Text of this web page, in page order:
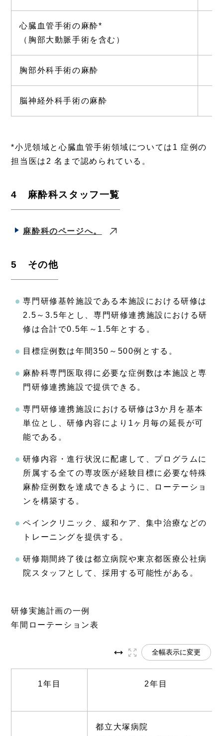
心臓血管手術の麻酔*
（胸部大動脈手術を含む）
胸部外科手術の麻酔
脳神経外科手術の麻酔
*小児領域と心臓血管手術領域については1 症例の
担当医は2 名まで認められている。
4 麻酔科スタッフ一覧
麻酔科のページへ。
5 その他
専門研修基幹施設である本施設における研修は
2.5～3.5年とし、専門研修連携施設における研
修は合計で0.5年～1.5年とする。
目標症例数は年間350～500例とする。
麻酔科専門医取得に必要な症例数は本施設と専
門研修連携施設で提供できる。
専門研修連携施設における研修は3か月を基本
単位とし、研修内容により1ヶ月毎の延長が可
能である。
研修内容・進行状況に配慮して、プログラムに
所属する全ての専攻医が経験目標に必要な特殊
麻酔症例数を達成できるように、ローテーショ
ンを構築する。
ペインクリニック、緩和ケア、集中治療などの
トレーニングを提供する。
研修期間終了後は都立病院や東京都医療公社病
院スタッフとして、採用する可能性がある。
研修実施計画の一例
年間ローテーション表
全幅表示に変更
1年目 2年目
都立大塚病院